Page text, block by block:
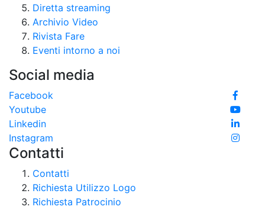
Diretta streaming
Archivio Video
Rivista Fare
Eventi intorno a noi
Social media
Facebook
Youtube
Linkedin
Instagram
Contatti
Contatti
Richiesta Utilizzo Logo
Richiesta Patrocinio